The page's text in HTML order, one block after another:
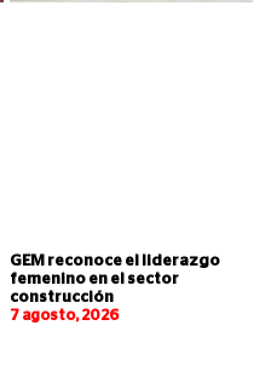
GEM reconoce el liderazgo
femenino en el sector
construcción
7 agosto, 2026